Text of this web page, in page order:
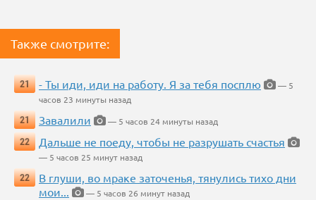
Также смотрите:
21 - Ты иди, иди на работу. Я за тебя посплю
— 5
часов 23 минуты назад
21
Завалили
— 5 часов 24 минуты назад
22
Дальше не поеду, чтобы не разрушать счастья
— 5 часов 25 минут назад
22
В глуши, во мраке заточенья, тянулись тихо дни
мои...
— 5 часов 26 минут назад